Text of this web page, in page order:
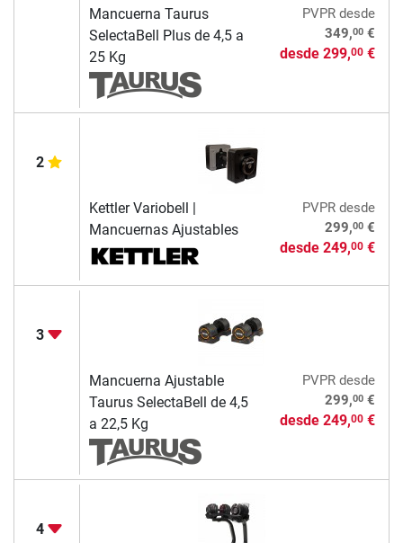
Mancuerna Taurus
SelectaBell Plus de 4,5 a
25 Kg
PVPRdesde
349,00€
desde 299,00€
2
Kettler Variobell |
Mancuernas Ajustables
PVPRdesde
299,00€
desde 249,00€
3
Mancuerna Ajustable
Taurus SelectaBell de 4,5
a 22,5 Kg
PVPRdesde
299,00€
desde 249,00€
4